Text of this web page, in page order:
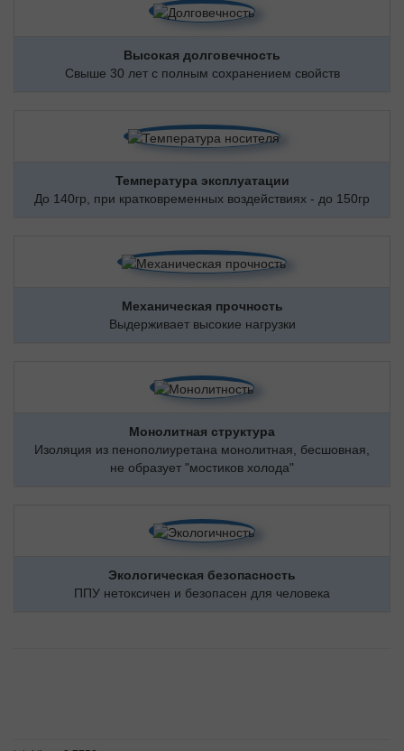
Высокая долговечность
Свыше 30 лет с полным сохранением свойств
Температура эксплуатации
До 140гр, при кратковременных воздействиях - до 150гр
Механическая прочность
Выдерживает высокие нагрузки
Монолитная структура
Изоляция из пенополиуретана монолитная, бесшовная,
не образует "мостиков холода"
Экологическая безопасность
ППУ нетоксичен и безопасен для человека